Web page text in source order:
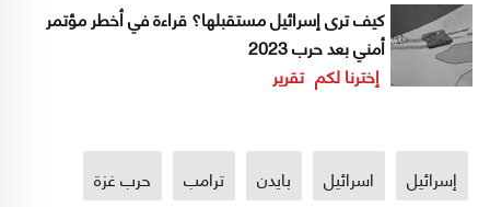
كيف ترى إسرائيل مستقبلها؟ قراءة في أخطر مؤتمر
أمني بعد حرب 2023
إخترنا لكم تقرير
إسرائيل اسرائيل بايدن ترامب حرب غزة